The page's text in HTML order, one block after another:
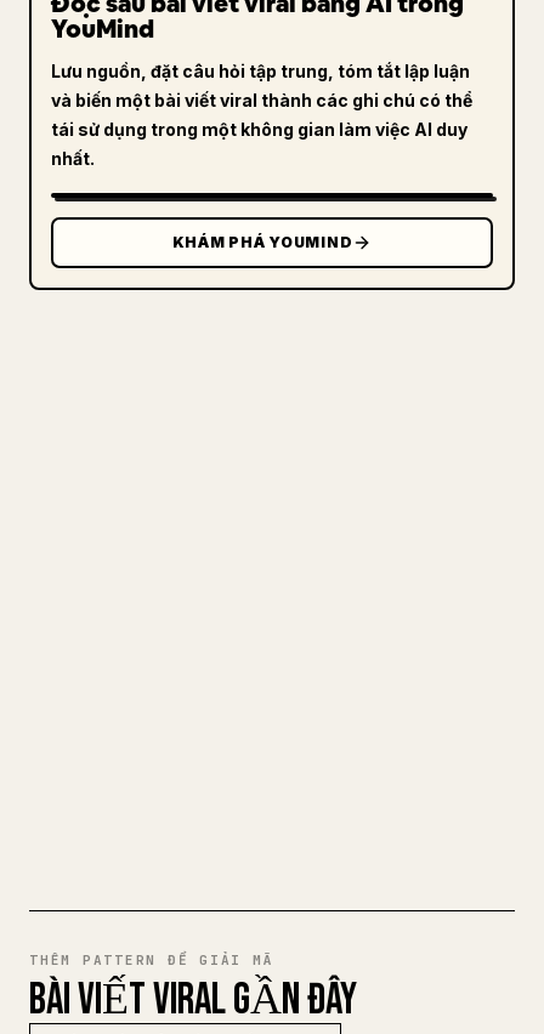
YouMind
Lưu nguồn, đặt câu hỏi tập trung, tóm tắt lập luận
và biến một bài viết viral thành các ghi chú có thể
tái sử dụng trong một không gian làm việc AI duy
nhất.
KHÁM PHÁ YOUMIND
THÊM PATTERN ĐỂ GIẢI MÃ
BÀI VIẾT VIRAL GẦN ĐÂY